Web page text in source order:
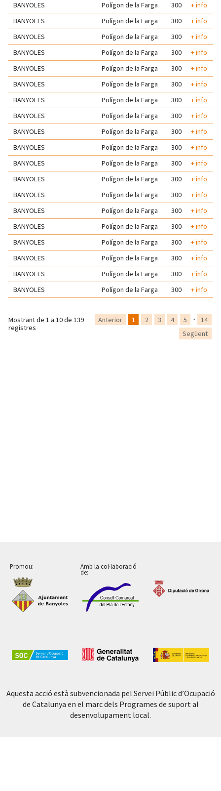
BANYOLES
Polígon de la Farga 300
+ info
BANYOLES
Polígon de la Farga 300
+ info
BANYOLES
Polígon de la Farga 300
+ info
BANYOLES
Polígon de la Farga 300
+ info
BANYOLES
Polígon de la Farga 300
+ info
BANYOLES
Polígon de la Farga 300
+ info
BANYOLES
Polígon de la Farga 300
+ info
BANYOLES
Polígon de la Farga 300
+ info
BANYOLES
Polígon de la Farga 300
+ info
BANYOLES
Polígon de la Farga 300
+ info
BANYOLES
Polígon de la Farga 300
+ info
BANYOLES
Polígon de la Farga 300
+ info
BANYOLES
Polígon de la Farga 300
+ info
BANYOLES
Polígon de la Farga 300
+ info
BANYOLES
Polígon de la Farga 300
+ info
BANYOLES
Polígon de la Farga 300
+ info
BANYOLES
Polígon de la Farga 300
+ info
BANYOLES
Polígon de la Farga 300
+ info
BANYOLES
Polígon de la Farga 300 + info
Mostrant de 1 a 10 de 139
registres
Anterior 1 2 3 4 5 ..
14
Següent
Promou: Amb la col·laboració
de:
Aquesta acció està subvencionada pel Servei Públic d’Ocupació
de Catalunya en el marc dels Programes de suport al
desenvolupament local.